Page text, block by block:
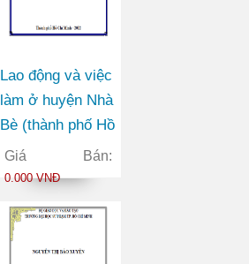
Lao động và việc
làm ở huyện Nhà
Bè (thành phố Hồ
Chí Minh) trong
thời kì công
đại hóa
Giá Bán:
0.000 VNĐ